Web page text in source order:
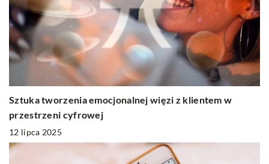
Sztuka tworzenia emocjonalnej więzi z klientem w
przestrzeni cyfrowej
12 lipca 2025